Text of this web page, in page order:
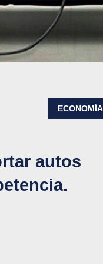
ECONOMÍA
autos